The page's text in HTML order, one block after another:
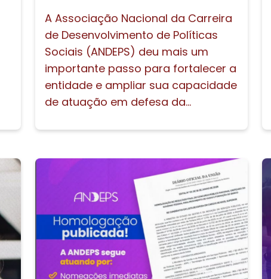
A Associação Nacional da Carreira
de Desenvolvimento de Políticas
Sociais (ANDEPS) deu mais um
importante passo para fortalecer a
entidade e ampliar sua capacidade
de atuação em defesa da...